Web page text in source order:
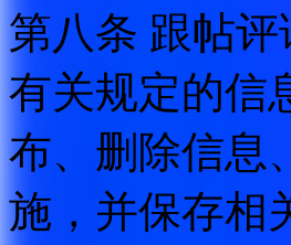
第八条 跟帖
有关规定的信
布、删除信息
施，并保存相